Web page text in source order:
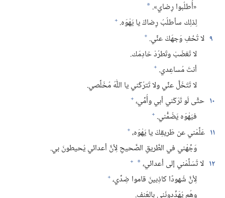
«أُطلُبوا رِضاي».‏ *
لِذلِك سأطلُبُ رِضاكَ يا يَهْوَه.‏ +
٩ لا تُخْفِ وَجهَكَ عنِّي.‏ +
لا تَغضَبْ وتَطرُدْ خادِمَك.‏
أنتَ مُساعِدي.‏ +
لا تَتَخَلَّ عنِّي ولا تَترُكْني يا اللّٰهُ مُخَلِّصي.‏
١٠ حتَّى لَو تَرَكَني أبي وأُمِّي،‏ +
فيَهْوَه يَضُمُّني.‏ +
١١ عَلِّمْني عن طَريقِكَ يا يَهْوَه،‏ +
وَجِّهْني في الطَّريقِ الصَّحيحِ لِأنَّ أعدائي يُحيطونَ بي.‏
١٢ لا تُسَلِّمْني إلى أعدائي،‏*
+
لِأنَّ شُهودًا كاذِبينَ قاموا ضِدِّي،‏ +